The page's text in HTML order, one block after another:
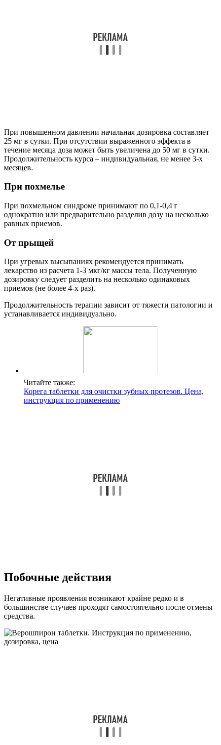
При повышенном давлении начальная дозировка составляет
25 мг в сутки. При отсутствии выраженного эффекта в
течение месяца доза может быть увеличена до 50 мг в сутки.
Продолжительность курса – индивидуальная, не менее 3-х
месяцев.
При похмелье
При похмельном синдроме принимают по 0,1-0,4 г
однократно или предварительно разделив дозу на несколько
равных приемов.
От прыщей
При угревых высыпаниях рекомендуется принимать
лекарство из расчета 1-3 мкг/кг массы тела. Полученную
дозировку следует разделить на несколько одинаковых
приемов (не более 4-х раз).
Продолжительность терапии зависит от тяжести патологии и
устанавливается индивидуально.
Читайте также:
Корега таблетки для очистки зубных протезов. Цена,
инструкция по применению
Побочные действия
Негативные проявления возникают крайне редко и в
большинстве случаев проходят самостоятельно после отмены
средства.